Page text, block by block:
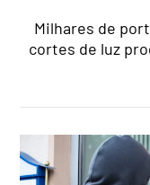
Milhares de
cortes de luz